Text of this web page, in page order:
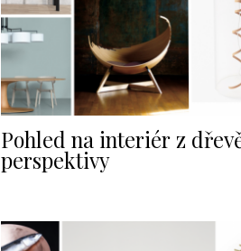
Pohled na interiér z
perspektivy